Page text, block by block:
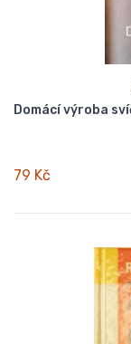
Domácí výroba
79 Kč